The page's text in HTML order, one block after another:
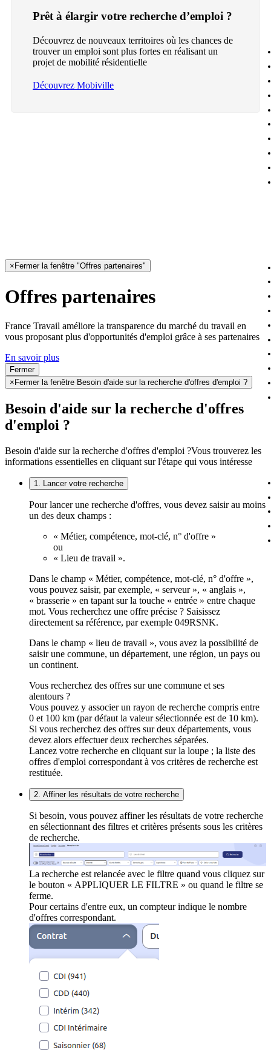
Prêt à élargir votre recherche d’emploi ?
Découvrez de nouveaux territoires où les chances de
trouver un emploi sont plus fortes en réalisant un
projet de mobilité résidentielle
Découvrez Mobiville
× Fermer la fenêtre "Offres partenaires"
Offres partenaires
France Travail améliore la transparence du marché du travail en
vous proposant plus d'opportunités d'emploi grâce à ses partenaires
En savoir plus
Fermer
× Fermer la fenêtre Besoin d'aide sur la recherche d'offres d'emploi ?
Besoin d'aide sur la recherche d'offres
d'emploi ?
Besoin d'aide sur la recherche d'offres d'emploi ?Vous trouverez les
informations essentielles en cliquant sur l'étape qui vous intéresse
1. Lancer votre recherche
Pour lancer une recherche d'offres, vous devez saisir au moins
un des deux champs :
« Métier, compétence, mot-clé, n° d'offre »
ou
« Lieu de travail ».
Dans le champ « Métier, compétence, mot-clé, n° d'offre »,
vous pouvez saisir, par exemple, « serveur », « anglais »,
« brasserie » en tapant sur la touche « entrée » entre chaque
mot. Vous recherchez une offre précise ? Saisissez
directement sa référence, par exemple 049RSNK.
Dans le champ « lieu de travail », vous avez la possibilité de
saisir une commune, un département, une région, un pays ou
un continent.
Vous recherchez des offres sur une commune et ses
alentours ?
Vous pouvez y associer un rayon de recherche compris entre
0 et 100 km (par défaut la valeur sélectionnée est de 10 km).
Si vous recherchez des offres sur deux départements, vous
devez alors effectuer deux recherches séparées.
Lancez votre recherche en cliquant sur la loupe ; la liste des
offres d'emploi correspondant à vos critères de recherche est
restituée.
2. Affiner les résultats de votre recherche
Si besoin, vous pouvez affiner les résultats de votre recherche
en sélectionnant des filtres et critères présents sous les critères
de recherche.
La recherche est relancée avec le filtre quand vous cliquez sur
le bouton « APPLIQUER LE FILTRE » ou quand le filtre se
ferme.
Pour certains d'entre eux, un compteur indique le nombre
d'offres correspondant.